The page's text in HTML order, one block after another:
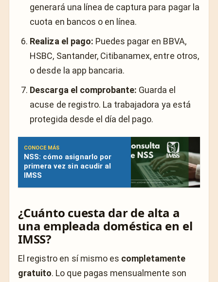
generará una línea de captura para pagar la
cuota en bancos o en línea.
Realiza el pago: Puedes pagar en BBVA,
HSBC, Santander, Citibanamex, entre otros,
o desde la app bancaria.
Descarga el comprobante: Guarda el
acuse de registro. La trabajadora ya está
protegida desde el día del pago.
CONOCE MÁS
NSS: cómo asignarlo por
primera vez sin acudir al
IMSS
¿Cuánto cuesta dar de alta a
una empleada doméstica en el
IMSS?
El registro en sí mismo es completamente
gratuito. Lo que pagas mensualmente son